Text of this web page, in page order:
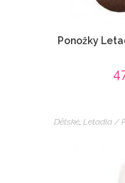
Ponožky
Dětské, Letadla /